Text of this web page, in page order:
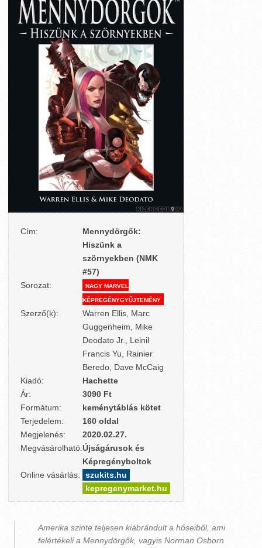
Cím:
Mennydörgők:
Hiszünk a
szörnyekben (NMK
#57)
Sorozat:
NAGY MARVEL
KÉPREGÉNYGYŰJTEMÉNY
Szerző(k):
Warren Ellis, Marc
Guggenheim, Mike
Deodato Jr., Leinil
Francis Yu, Rainier
Beredo, Dave McCaig
Kiadó:
Hachette
Ár:
3090 Ft
Formátum:
keménytáblás kötet
Terjedelem:
160 oldal
Megjelenés:
2020.02.27.
Megvásárolható:Újságárusok és
Képregényboltok
Online vásárlás:
szukits.hu
kepregenymarket.hu
Amerika szinte teljesen kiábrándult a hőseiből, ami
felértékeli a Mennydörgők, vagyis Norman Osborn